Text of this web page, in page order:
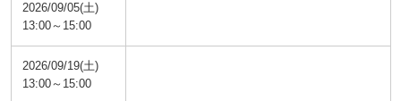
2026/09/05(土)
13:00～15:00
2026/09/19(土)
13:00～15:00